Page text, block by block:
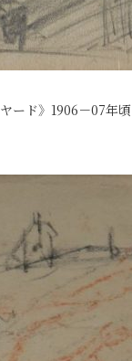
ード》1906－07年頃